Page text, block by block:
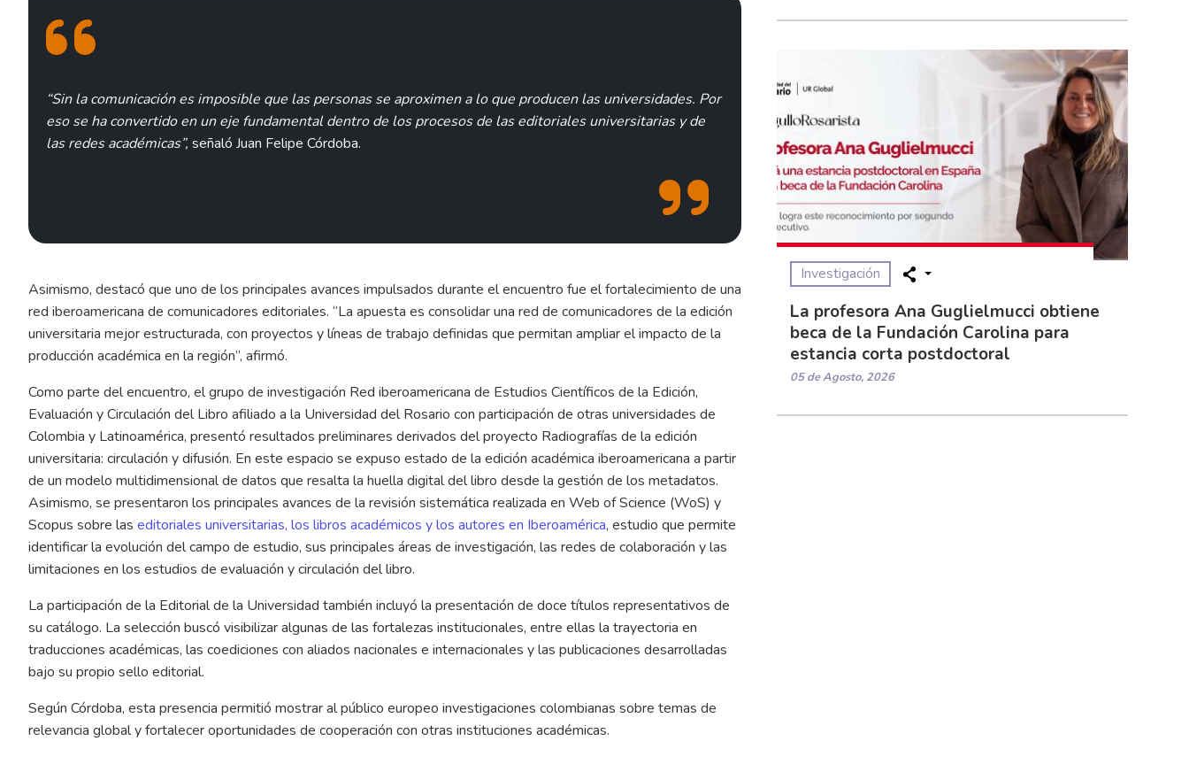
“Sin la comunicación es imposible que las personas se aproximen a lo que producen las universidades. Por
eso se ha convertido en un eje fundamental dentro de los procesos de las editoriales universitarias y de
las redes académicas”, señaló Juan Felipe Córdoba.
Asimismo, destacó que uno de los principales avances impulsados durante el encuentro fue el fortalecimiento de una
red iberoamericana de comunicadores editoriales. “La apuesta es consolidar una red de comunicadores de la edición
universitaria mejor estructurada, con proyectos y líneas de trabajo definidas que permitan ampliar el impacto de la
producción académica en la región”, afirmó.
Como parte del encuentro, el grupo de investigación Red iberoamericana de Estudios Científicos de la Edición,
Evaluación y Circulación del Libro afiliado a la Universidad del Rosario con participación de otras universidades de
Colombia y Latinoamérica, presentó resultados preliminares derivados del proyecto Radiografías de la edición
universitaria: circulación y difusión. En este espacio se expuso estado de la edición académica iberoamericana a partir
de un modelo multidimensional de datos que resalta la huella digital del libro desde la gestión de los metadatos.
Asimismo, se presentaron los principales avances de la revisión sistemática realizada en Web of Science (WoS) y
Scopus sobre las editoriales universitarias, los libros académicos y los autores en Iberoamérica, estudio que permite
identificar la evolución del campo de estudio, sus principales áreas de investigación, las redes de colaboración y las
limitaciones en los estudios de evaluación y circulación del libro.
La participación de la Editorial de la Universidad también incluyó la presentación de doce títulos representativos de
su catálogo. La selección buscó visibilizar algunas de las fortalezas institucionales, entre ellas la trayectoria en
traducciones académicas, las coediciones con aliados nacionales e internacionales y las publicaciones desarrolladas
bajo su propio sello editorial.
Según Córdoba, esta presencia permitió mostrar al público europeo investigaciones colombianas sobre temas de
relevancia global y fortalecer oportunidades de cooperación con otras instituciones académicas.
Investigación
La profesora Ana Guglielmucci obtiene
beca de la Fundación Carolina para
estancia corta postdoctoral
05 de Agosto, 2026